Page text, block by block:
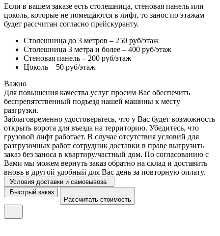
Если в вашем заказе есть столешница, стеновая панель или
цоколь, которые не помещаются в лифт, то занос по этажам
будет рассчитан согласно прейскуранту.
Столешница до 3 метров – 250 руб/этаж
Столешница 3 метра и более – 400 руб/этаж
Стеновая панель – 200 руб/этаж
Цоколь – 50 руб/этаж
Важно
Для повышения качества услуг просим Вас обеспечить
беспрепятственный подъезд нашей машины к месту
разгрузки.
Заблаговременно удостоверьтесь, что у Вас будет возможность
открыть ворота для въезда на территорию. Убедитесь, что
грузовой лифт работает. В случае отсутствия условий для
разгрузочных работ сотрудник доставки в праве выгрузить
заказ без заноса в квартиру/частный дом. По согласованию с
Вами мы можем вернуть заказ обратно на склад и доставить
вновь в другой удобный для Вас день за повторную оплату.
Условия доставки и самовывоза
Быстрый заказ
Рассчитать стоимость